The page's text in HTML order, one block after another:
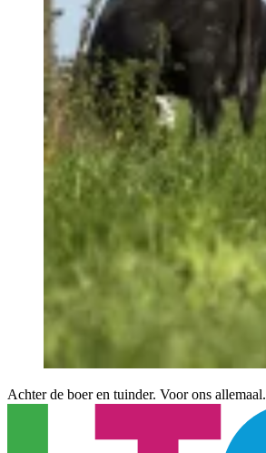
Achter de boer en tuinder. Voor ons allemaal.